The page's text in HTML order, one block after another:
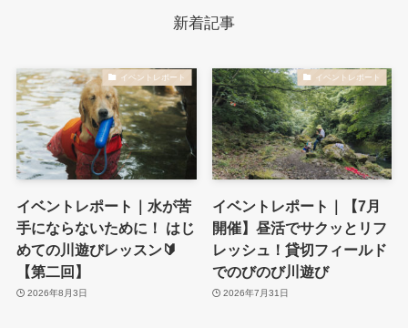
新着記事
イベントレポート
イベントレポート｜水が苦
手にならないために！ はじ
めての川遊びレッスン🔰
【第二回】
2026年8月3日
イベントレポート
イベントレポート｜【7月
開催】昼活でサクッとリフ
レッシュ！貸切フィールド
でのびのび川遊び
2026年7月31日